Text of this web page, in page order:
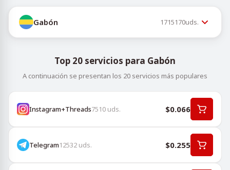
Gabón 1715170uds.
Top 20 servicios para Gabón
A continuación se presentan los 20 servicios más populares
Instagram+Threads7510 uds. $0.066
Telegram12532 uds. $0.255